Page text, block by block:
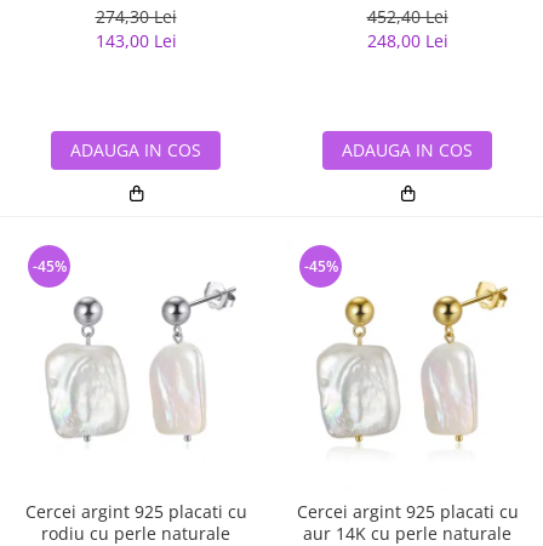
274,30 Lei
143,00 Lei
ADAUGA IN COS
452,40 Lei
248,00 Lei
ADAUGA IN COS
Cercei argint 925 placati cu
rodiu cu perle naturale
-45%
Cercei argint 925 placati cu
aur 14K cu perle naturale
-45%